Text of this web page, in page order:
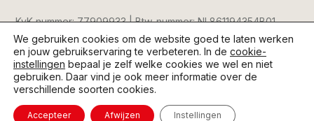
KvK-nummer: 77909933 | Btw-nummer: NL861194354B01
Consent Manager|Cookiebeleid|Privacyverklaring|
Disclaimer
© 2026 Kijkopveiligheid.nl | Content en realisatie:
voor de Mond B.V.
We gebruiken cookies om de website goed te laten werken
en jouw gebruikservaring te verbeteren. In de cookie-
instellingen bepaal je zelf welke cookies we wel en niet
gebruiken. Daar vind je ook meer informatie over de
verschillende soorten cookies.
Accepteer Afwijzen Instellingen